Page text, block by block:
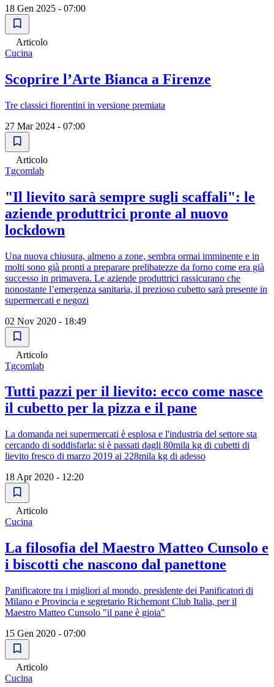
18 Gen 2025 - 07:00
Articolo
Cucina
Scoprire l’Arte Bianca a Firenze
Tre classici fiorentini in versione premiata
27 Mar 2024 - 07:00
Articolo
Tgcomlab
"Il lievito sarà sempre sugli scaffali": le
aziende produttrici pronte al nuovo
lockdown
Una nuova chiusura, almeno a zone, sembra ormai imminente e in
molti sono già pronti a preparare prelibatezze da forno come era già
successo in primavera. Le aziende produttrici rassicurano che
nonostante l’emergenza sanitaria, il prezioso cubetto sarà presente in
supermercati e negozi
02 Nov 2020 - 18:49
Articolo
Tgcomlab
Tutti pazzi per il lievito: ecco come nasce
il cubetto per la pizza e il pane
La domanda nei supermercati è esplosa e l'industria del settore sta
cercando di soddisfarla: si è passati dagli 80mila kg di cubetti di
lievito fresco di marzo 2019 ai 228mila kg di adesso
18 Apr 2020 - 12:20
Articolo
Cucina
La filosofia del Maestro Matteo Cunsolo e
i biscotti che nascono dal panettone
Panificatore tra i migliori al mondo, presidente dei Panificatori di
Milano e Provincia e segretario Richemont Club Italia, per il
Maestro Matteo Cunsolo "il pane è gioia"
15 Gen 2020 - 07:00
Articolo
Cucina